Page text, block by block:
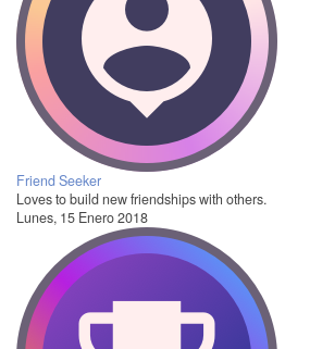
Friend Seeker
Loves to build new friendships with others.
Lunes, 15 Enero 2018